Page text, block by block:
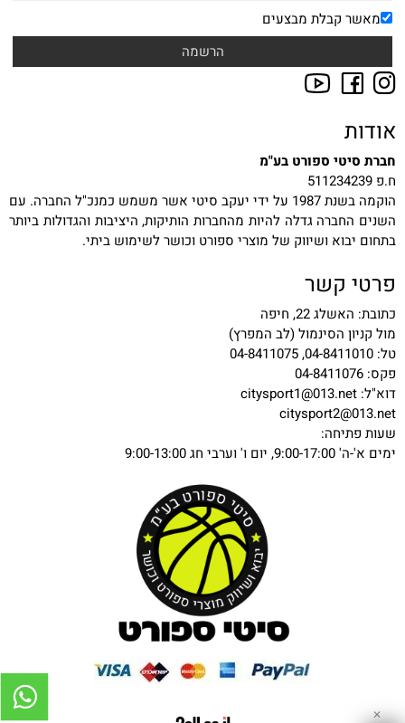
מאשר קבלת מבצעים
אודות
חברת סיטי ספורט בע"מ
ח.פ 511234239
הוקמה בשנת 1987 על ידי יעקב סיטי אשר משמש כמנכ"ל החברה. עם
השנים החברה גדלה להיות מהחברות הותיקות, היציבות והגדולות ביותר
בתחום יבוא ושיווק של מוצרי ספורט וכושר לשימוש ביתי.
פרטי קשר
כתובת: האשלג 22, חיפה
מול קניון הסינמול (לב המפרץ)
טל: 04-8411010, 04-8411075
פקס: 04-8411076
דוא"ל: citysport1@013.net
citysport2@013.net
שעות פתיחה:
ימים א'-ה' 9:00-17:00, יום ו' וערבי חג 9:00-13:00
✕